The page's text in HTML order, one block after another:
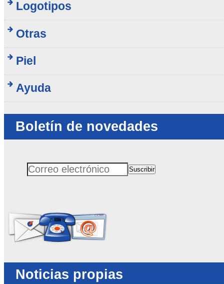
Logotipos
Otras
Piel
Ayuda
Boletín de novedades
Correo electrónicoSuscribir
Noticias propias